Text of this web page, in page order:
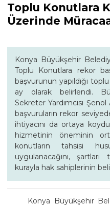
Toplu Konutlara
Üzerinde
Konya Büyükşehir
Toplu Konutlara rekor
başvurunun yapıldığı
ay olarak belirlendi.
Sekreter Yardımcısı
başvuruların rekor
ihtiyacını da ortaya
hizmetinin öneminin
konutların tahsisi
uygulanacağını, şartları
kurayla hak sahiplerinin
Konya Büyükşehir